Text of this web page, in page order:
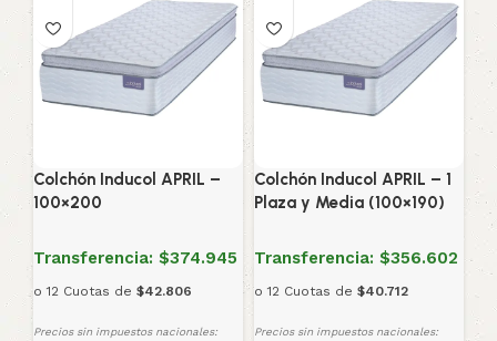
Colchón Inducol APRIL –
100×200
Transferencia: $374.945
o 12 Cuotas de $42.806
Precios sin impuestos nacionales:
Colchón Inducol APRIL – 1
Plaza y Media (100×190)
Transferencia: $356.602
o 12 Cuotas de $40.712
Precios sin impuestos nacionales: